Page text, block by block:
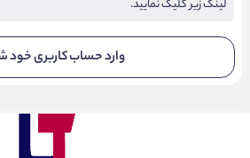
لینک زیر کلیک نمایید.
وارد حساب کاربری خود